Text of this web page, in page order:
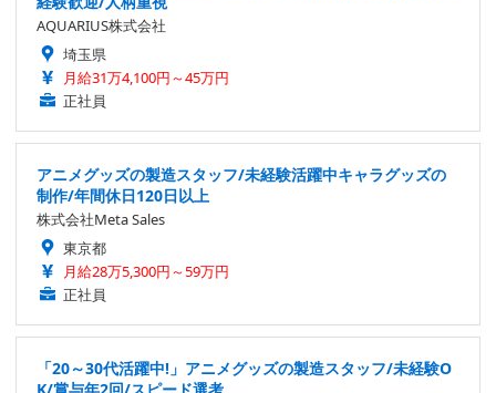
AQUARIUS株式会社
埼玉県
月給31万4,100円～45万円
正社員
アニメグッズの製造スタッフ/未経験活躍中キャラグッズの
制作/年間休日120日以上
株式会社Meta Sales
東京都
月給28万5,300円～59万円
正社員
「20～30代活躍中!」アニメグッズの製造スタッフ/未経験O